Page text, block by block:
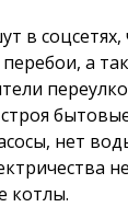
в соцсетях,
а
нет
котлы.